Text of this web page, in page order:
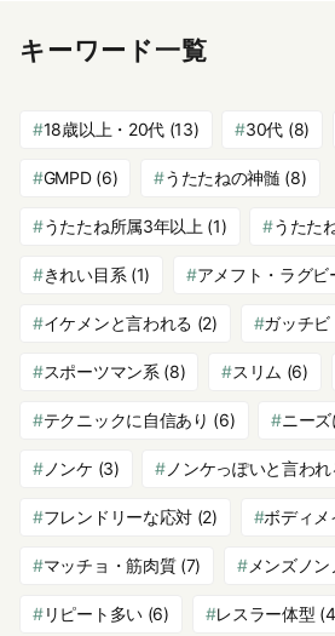
キーワード一覧
18歳以上・20代 (13) 30代 (8)
GMPD(6) うたたねの神髄 (8)
うたたね所属3年以上 (1) うたた
きれい目系 (1) アメフト・ラグビ
イケメンと言われる (2) ガッチビ
スポーツマン系 (8) スリム (6)
テクニックに自信あり (6) ニー
ノンケ (3) ノンケっぽいと言われ
フレンドリーな応対 (2) ボディメ
マッチョ・筋肉質(7) メンズノン
リピート多い(6) レスラー体型